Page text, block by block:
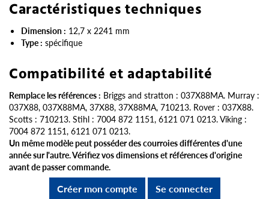
Caractéristiques techniques
Dimension : 12,7 x 2241 mm
Type : spécifique
Compatibilité et adaptabilité
Remplace les références : Briggs and stratton : 037X88MA. Murray :
037X88, 037X88MA, 37X88, 37X88MA, 710213. Rover : 037X88.
Scotts : 710213. Stihl : 7004 872 1151, 6121 071 0213. Viking :
7004 872 1151, 6121 071 0213.
Un même modèle peut posséder des courroies différentes d'une
année sur l'autre. Vérifiez vos dimensions et références d'origine
avant de passer commande.
Créer mon compte
Se connecter